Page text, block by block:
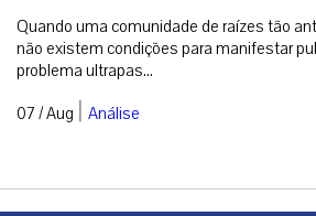
Quando uma comunidade de raízes tão
não existem condições para manifestar
problema ultrapas...
07 / Aug | Análise